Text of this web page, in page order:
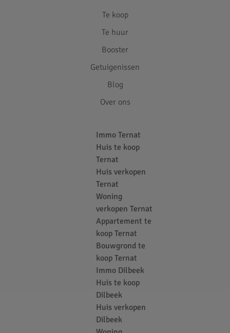
Te koop
Te huur
Booster
Getuigenissen
Blog
Over ons
Immo Ternat
Huis te koop
Ternat
Huis verkopen
Ternat
Woning
verkopen Ternat
Appartement te
koop Ternat
Bouwgrond te
koop Ternat
Immo Dilbeek
Huis te koop
Dilbeek
Huis verkopen
Dilbeek